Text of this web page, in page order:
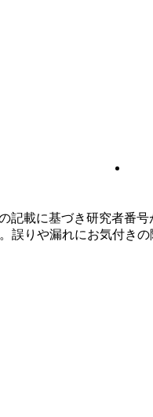
記載に基づき研究者番
誤りや漏れにお気付きの